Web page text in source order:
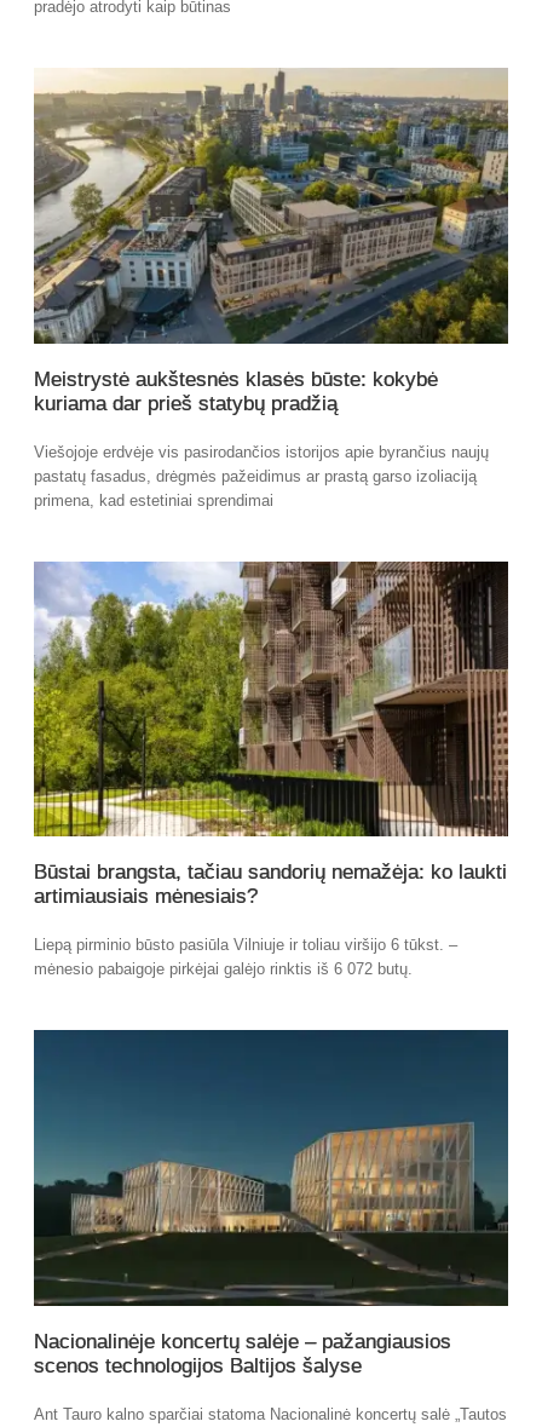
pradėjo atrodyti kaip būtinas
Meistrystė aukštesnės klasės būste: kokybė
kuriama dar prieš statybų pradžią
Viešojoje erdvėje vis pasirodančios istorijos apie byrančius naujų
pastatų fasadus, drėgmės pažeidimus ar prastą garso izoliaciją
primena, kad estetiniai sprendimai
Būstai brangsta, tačiau sandorių nemažėja: ko laukti
artimiausiais mėnesiais?
Liepą pirminio būsto pasiūla Vilniuje ir toliau viršijo 6 tūkst. –
mėnesio pabaigoje pirkėjai galėjo rinktis iš 6 072 butų.
Nacionalinėje koncertų salėje – pažangiausios
scenos technologijos Baltijos šalyse
Ant Tauro kalno sparčiai statoma Nacionalinė koncertų salė „Tautos